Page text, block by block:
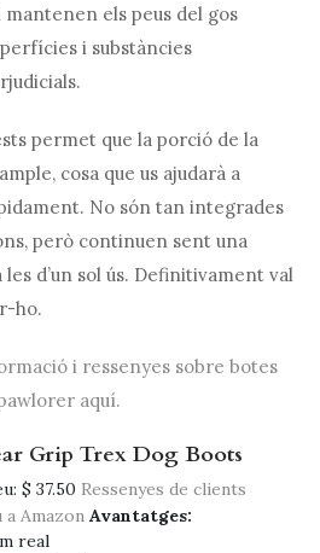
els peus del gos
i substàncies
permet que la porció de la
cosa que us ajudarà a
No són tan integrades
però continuen sent una
d’un sol ús. Definitivament val
ho.
i ressenyes sobre botes
aquí.
Grip Trex Dog Boots
$ 37.50 Ressenyes de clients
Amazon Avantatges:
real